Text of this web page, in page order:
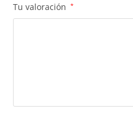
Tu valoración *